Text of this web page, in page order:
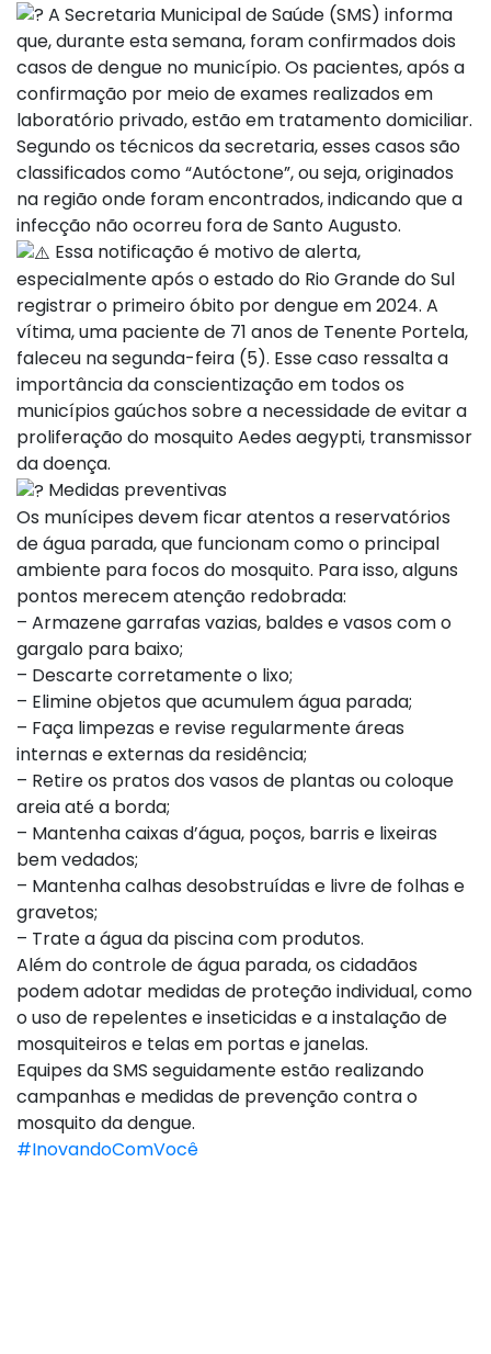
A Secretaria Municipal de Saúde (SMS) informa
que, durante esta semana, foram confirmados dois
casos de dengue no município. Os pacientes, após a
confirmação por meio de exames realizados em
laboratório privado, estão em tratamento domiciliar.
Segundo os técnicos da secretaria, esses casos são
classificados como “Autóctone”, ou seja, originados
na região onde foram encontrados, indicando que a
infecção não ocorreu fora de Santo Augusto.
Essa notificação é motivo de alerta,
especialmente após o estado do Rio Grande do Sul
registrar o primeiro óbito por dengue em 2024. A
vítima, uma paciente de 71 anos de Tenente Portela,
faleceu na segunda-feira (5). Esse caso ressalta a
importância da conscientização em todos os
municípios gaúchos sobre a necessidade de evitar a
proliferação do mosquito Aedes aegypti, transmissor
da doença.
Medidas preventivas
Os munícipes devem ficar atentos a reservatórios
de água parada, que funcionam como o principal
ambiente para focos do mosquito. Para isso, alguns
pontos merecem atenção redobrada:
– Armazene garrafas vazias, baldes e vasos com o
gargalo para baixo;
– Descarte corretamente o lixo;
– Elimine objetos que acumulem água parada;
– Faça limpezas e revise regularmente áreas
internas e externas da residência;
– Retire os pratos dos vasos de plantas ou coloque
areia até a borda;
– Mantenha caixas d’água, poços, barris e lixeiras
bem vedados;
– Mantenha calhas desobstruídas e livre de folhas e
gravetos;
– Trate a água da piscina com produtos.
Além do controle de água parada, os cidadãos
podem adotar medidas de proteção individual, como
o uso de repelentes e inseticidas e a instalação de
mosquiteiros e telas em portas e janelas.
Equipes da SMS seguidamente estão realizando
campanhas e medidas de prevenção contra o
mosquito da dengue.
#InovandoComVocê